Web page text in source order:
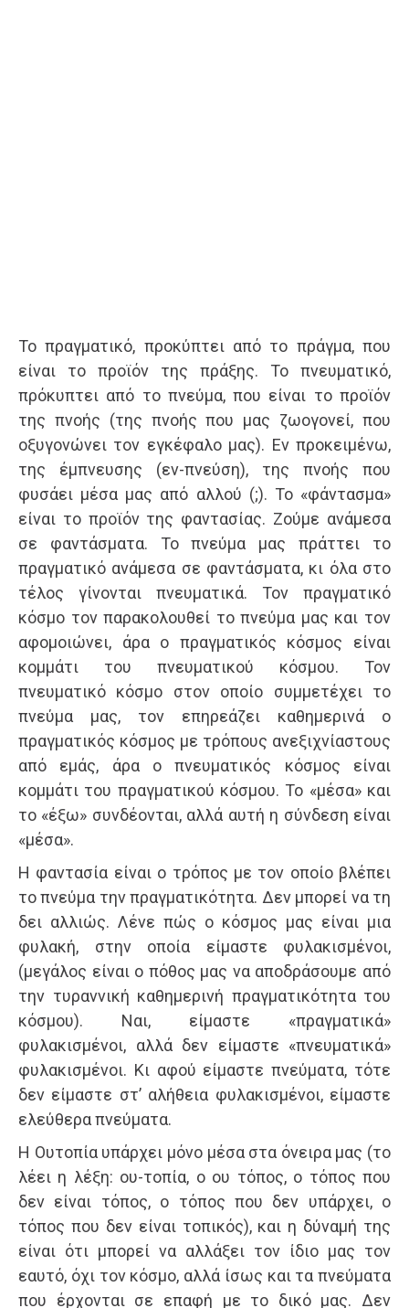
Το πραγματικό, προκύπτει από το πράγμα, που
είναι το προϊόν της πράξης. Το πνευματικό,
πρόκυπτει από το πνεύμα, που είναι το προϊόν
της πνοής (της πνοής που μας ζωογονεί, που
οξυγονώνει τον εγκέφαλο μας). Εν προκειμένω,
της έμπνευσης (εν-πνεύση), της πνοής που
φυσάει μέσα μας από αλλού (;). Το «φάντασμα»
είναι το προϊόν της φαντασίας. Ζούμε ανάμεσα
σε φαντάσματα. Το πνεύμα μας πράττει το
πραγματικό ανάμεσα σε φαντάσματα, κι όλα στο
τέλος γίνονται πνευματικά. Τον πραγματικό
κόσμο τον παρακολουθεί το πνεύμα μας και τον
αφομοιώνει, άρα ο πραγματικός κόσμος είναι
κομμάτι του πνευματικού κόσμου. Τον
πνευματικό κόσμο στον οποίο συμμετέχει το
πνεύμα μας, τον επηρεάζει καθημερινά ο
πραγματικός κόσμος με τρόπους ανεξιχνίαστους
από εμάς, άρα ο πνευματικός κόσμος είναι
κομμάτι του πραγματικού κόσμου. Το «μέσα» και
το «έξω» συνδέονται, αλλά αυτή η σύνδεση είναι
«μέσα».
Η φαντασία είναι ο τρόπος με τον οποίο βλέπει
το πνεύμα την πραγματικότητα. Δεν μπορεί να τη
δει αλλιώς. Λένε πώς ο κόσμος μας είναι μια
φυλακή, στην οποία είμαστε φυλακισμένοι,
(μεγάλος είναι ο πόθος μας να αποδράσουμε από
την τυραννική καθημερινή πραγματικότητα του
κόσμου). Ναι, είμαστε «πραγματικά»
φυλακισμένοι, αλλά δεν είμαστε «πνευματικά»
φυλακισμένοι. Κι αφού είμαστε πνεύματα, τότε
δεν είμαστε στ’ αλήθεια φυλακισμένοι, είμαστε
ελεύθερα πνεύματα.
Η Ουτοπία υπάρχει μόνο μέσα στα όνειρα μας (το
λέει η λέξη: ου-τοπία, ο ου τόπος, ο τόπος που
δεν είναι τόπος, ο τόπος που δεν υπάρχει, ο
τόπος που δεν είναι τοπικός), και η δύναμή της
είναι ότι μπορεί να αλλάξει τον ίδιο μας τον
εαυτό, όχι τον κόσμο, αλλά ίσως και τα πνεύματα
που έρχονται σε επαφή με το δικό μας. Δεν